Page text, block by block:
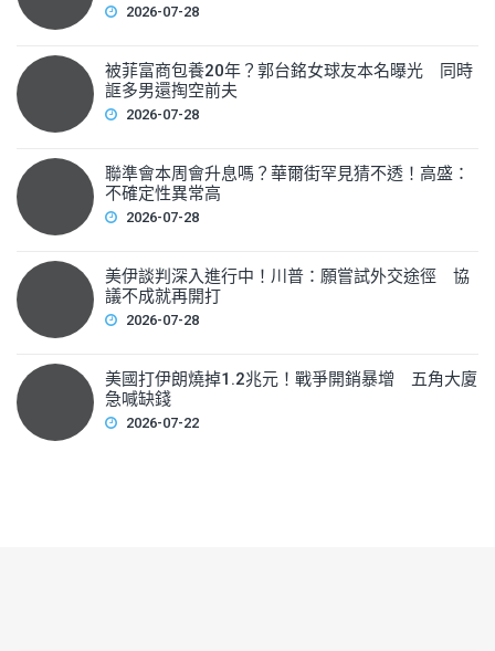
2026-07-28
被菲富商包養20年？郭台銘女球友本名曝光 同時
誆多男還掏空前夫
2026-07-28
聯準會本周會升息嗎？華爾街罕見猜不透！高盛：
不確定性異常高
2026-07-28
美伊談判深入進行中！川普：願嘗試外交途徑 協
議不成就再開打
2026-07-28
美國打伊朗燒掉1.2兆元！戰爭開銷暴增 五角大廈
急喊缺錢
2026-07-22